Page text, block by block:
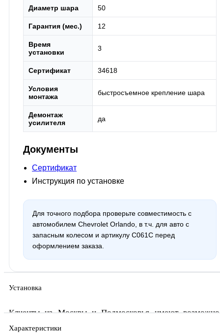
Диаметр шара 50
Гарантия (мес.) 12
Время
установки
3
Сертификат 34618
Условия
монтажа
быстросъемное крепление шара
Демонтаж
усилителя
да
Документы
Сертификат
Инструкция по установке
Для точного подбора проверьте совместимость с
автомобилем Chevrolet Orlando, в т.ч. для авто с
запасным колесом и артикулу C061C перед
оформлением заказа.
Установка
Клиенты из Москвы и Подмосковья имеют
заказать фаркопы с установкой в сервисных
Характеристики